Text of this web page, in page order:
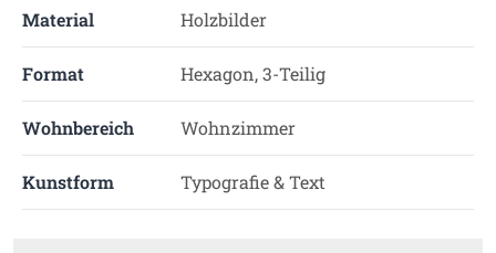
Material Holzbilder
Format Hexagon, 3-Teilig
Wohnbereich Wohnzimmer
Kunstform Typografie & Text